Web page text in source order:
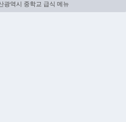
광역시 중학교 급식 메뉴